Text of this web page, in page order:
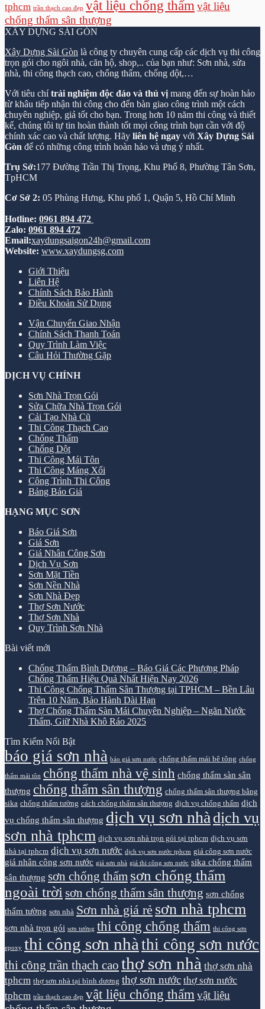
tphcm trần thạch cao đẹp vật liệu chống thấm vật liệu
chống thấm sân thượng
XÂY DỰNG SÀI GÒN
Xây Dựng Sài Gòn là công ty chuyên cung cấp các dịch vụ thi công
trọn gói cho ngôi nhà, căn hộ, shop,.. của bạn như: Sơn nhà, sửa
nhà, thi công thạch cao, chống thấm, chống dột,…
Với tiêu chítrải nghiệm độc đáo và thú vị mang đến sự hoàn hảo
từ khâu tiếp nhận thi công cho đến bàn giao công trình một cách
chuyên nghiệp, giá tốt cho bạn. Trong hơn 10 năm thi công và thiết
kế, chúng tôi tự tin hoàn thành tốt mọi công trình bạn cần với độ
chính xác cao và chất lượng. Hãy liên hệ ngay với Xây Dựng Sài
Gòn để có những công trình hoàn hảo và ưng ý nhất.
Trụ Sở:177 Đường Trần Thị Trọng, Khu Phố 8, Phường Tân Sơn,
TpHCM
Cơ Sở 2: 05 Phùng Hưng, Khu phố 1, Quận 5, Hồ Chí Minh
Hotline: 0961 894 472
Zalo: 0961 894 472
Email:xaydungsaigon24h@gmail.com
Website: www.xaydungsg.com
Giới Thiệu
Liên Hệ
Chính Sách Bảo Hành
Điều Khoản Sử Dụng
Vận Chuyển Giao Nhận
Chính Sách Thanh Toán
Quy Trình Làm Việc
Câu Hỏi Thường Gặp
DỊCH VỤ CHÍNH
Sơn Nhà Trọn Gói
Sửa Chữa Nhà Trọn Gói
Cải Tạo Nhà Cũ
Thi Công Thạch Cao
Chống Thấm
Chống Dột
Thi Công Mái Tôn
Thi Công Máng Xối
Công Trình Thi Công
Bảng Báo Giá
HẠNG MỤC SƠN
Báo Giá Sơn
Giá Sơn
Giá Nhân Công Sơn
Dịch Vụ Sơn
Sơn Mặt Tiền
Sơn Nền Nhà
Sơn Nhà Đẹp
Thợ Sơn Nước
Thợ Sơn Nhà
Quy Trình Sơn Nhà
Bài viết mới
Chống Thấm Bình Dương – Báo Giá Các Phương Pháp
Chống Thấm Hiệu Quả Nhất Hiện Nay 2026
Thi Công Chống Thấm Sân Thượng tại TPHCM – Bền Lâu
Trên 10 Năm, Bảo Hành Dài Hạn
Thợ Chống Thấm Sàn Mái Chuyên Nghiệp – Ngăn Nước
Thấm, Giữ Nhà Khô Ráo 2025
Tìm Kiếm Nổi Bật
báo giá sơn nhà báo giá sơn nước chống thấm mái bê tông chống
thấm mái tôn chống thấm nhà vệ sinh chống thấm sàn sân
thượng chống thấm sân thượng chống thấm sân thượng bằng
sika chống thấm tường cách chống thấm sân thượng dịch vụ chống thấm dịch
vụ chống thấm sân thượng dịch vụ sơn nhà dịch vụ
sơn nhà tphcm dịch vụ sơn nhà trọn gói tại tphcm dịch vụ sơn
nhà tại tphcm dịch vụ sơn nước dịch vụ sơn nước tphcm giá công sơn nước
giá nhân công sơn nước giá sơn nhà giá thi công sơn nước sika chống thấm
sân thượng sơn chống thấm sơn chống thấm
ngoài trời sơn chống thấm sân thượng sơn chống
thấm tường sơn nhà Sơn nhà giá rẻ sơn nhà tphcm
sơn nhà trọn gói sơn tường thi công chống thấm thi công sơn
epoxy thi công sơn nhà thi công sơn nước
thi công trần thạch cao thợ sơn nhà thợ sơn nhà
tphcm thợ sơn nhà tại bình dương thợ sơn nước thợ sơn nước
tphcm trần thạch cao đẹp vật liệu chống thấm vật liệu